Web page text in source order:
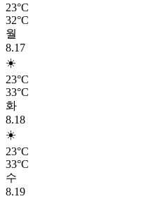
23°C
32°C
월
8.17
☀️
23°C
33°C
화
8.18
☀️
23°C
33°C
수
8.19